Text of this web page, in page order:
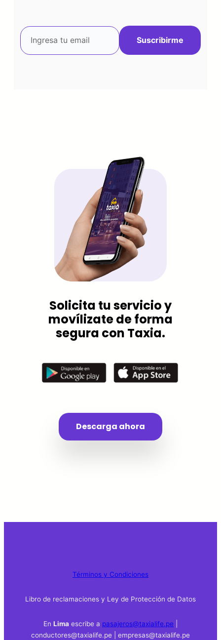
Suscribirme
Solicita tu servicio y
movílizate de forma
segura con Taxia.
Descarga ahora
Términos y Condiciones
Libro de reclamaciones y Ley de Protección de Datos
En Lima escribe a pasajeros@taxialife.pe
conductores@taxialife.pe | empresas@taxialife.pe